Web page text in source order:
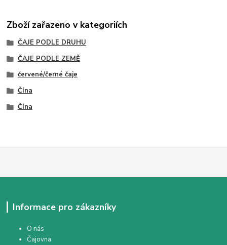
Zboží zařazeno v kategoriích
ČAJE PODLE DRUHU
ČAJE PODLE ZEMĚ
červené/černé čaje
Čína
Čína
Informace pro zákazníky
O nás
Čajovna